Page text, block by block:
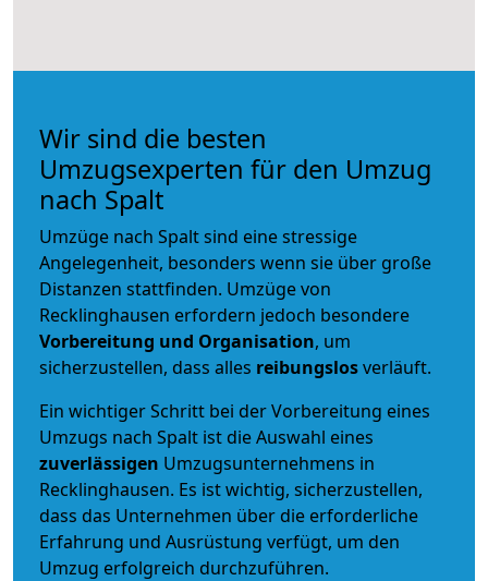
Wir sind die besten
Umzugsexperten für den Umzug
nach Spalt
Umzüge nach Spalt sind eine stressige
Angelegenheit, besonders wenn sie über große
Distanzen stattfinden. Umzüge von
Recklinghausen erfordern jedoch besondere
Vorbereitung und Organisation, um
sicherzustellen, dass alles reibungslosverläuft.
Ein wichtiger Schritt bei der Vorbereitung eines
Umzugs nach Spalt ist die Auswahl eines
zuverlässigen Umzugsunternehmens in
Recklinghausen. Es ist wichtig, sicherzustellen,
dass das Unternehmen über die erforderliche
Erfahrung und Ausrüstung verfügt, um den
Umzug erfolgreich durchzuführen.